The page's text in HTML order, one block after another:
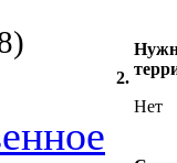
2.
Нет